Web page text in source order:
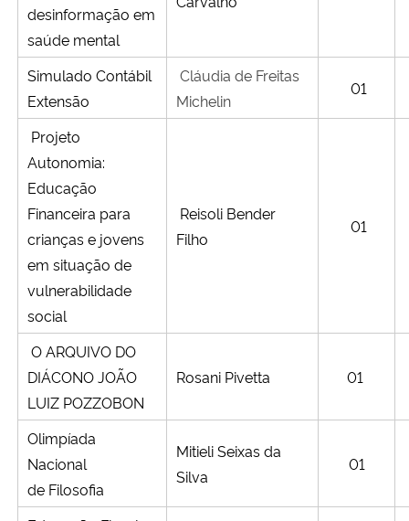
desinformação em
saúde mental
Simulado Contábil
Extensão
Cláudia de Freitas
Michelin
01
Projeto
Autonomia:
Educação
Financeira para
crianças e jovens
em situação de
vulnerabilidade
social
Reisoli Bender
Filho
01
O ARQUIVO DO
DIÁCONO JOÃO
LUIZ POZZOBON
Rosani Pivetta 01
Olimpíada
Nacional
de Filosofia
Mitieli Seixas da
Silva
01